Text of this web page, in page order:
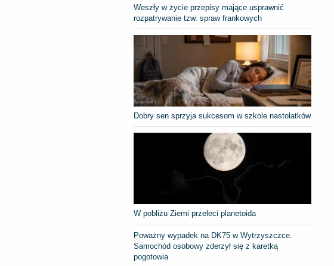
Weszły w życie przepisy mające usprawnić
rozpatrywanie tzw. spraw frankowych
Dobry sen sprzyja sukcesom w szkole nastolatków
W pobliżu Ziemi przeleci planetoida
Poważny wypadek na DK75 w Wytrzyszczce.
Samochód osobowy zderzył się z karetką
pogotowia